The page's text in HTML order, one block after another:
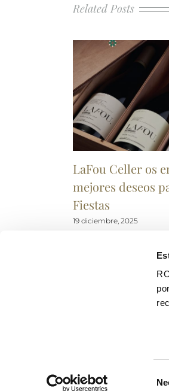
Related Posts
LaFou Celler os
mejores deseos
Fiestas
19 diciembre, 2025